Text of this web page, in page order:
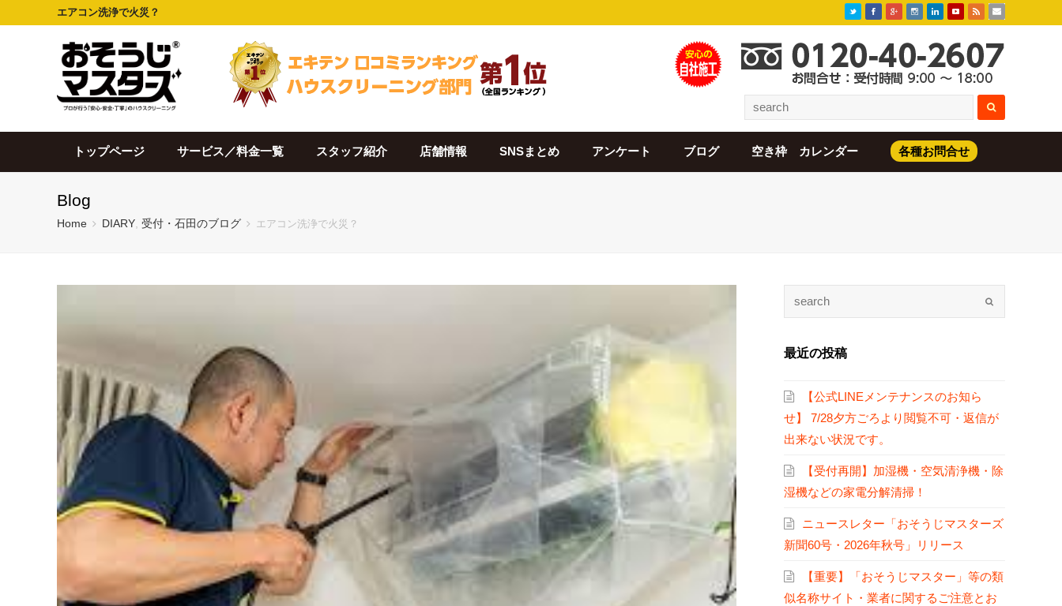
エアコン洗浄で火災？
トップページ サービス／料金一覧 スタッフ紹介 店舗情報 SNSまとめ アンケート ブログ 空き枠 カレンダー 各種お問合せ
Blog
Home DIARY 受付・石田のブログ エアコン洗浄で火災？
最近の投稿
【公式LINEメンテナンスのお知ら
せ】 7/28夕方ごろより閲覧不可・返信が
出来ない状況です。
【受付再開】加湿機・空気清浄機・除
湿機などの家電分解清掃！
ニュースレター「おそうじマスターズ
新聞60号・2026年秋号」リリース
【重要】「おそうじマスター」等の類
似名称サイト・業者に関するご注意とお